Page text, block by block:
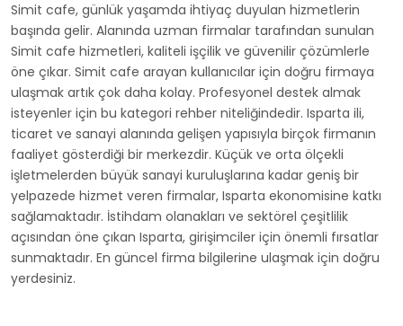
Simit cafe, günlük yaşamda ihtiyaç duyulan hizmetlerin
başında gelir. Alanında uzman firmalar tarafından sunulan
Simit cafe hizmetleri, kaliteli işçilik ve güvenilir çözümlerle
öne çıkar. Simit cafe arayan kullanıcılar için doğru firmaya
ulaşmak artık çok daha kolay. Profesyonel destek almak
isteyenler için bu kategori rehber niteliğindedir. Isparta ili,
ticaret ve sanayi alanında gelişen yapısıyla birçok firmanın
faaliyet gösterdiği bir merkezdir. Küçük ve orta ölçekli
işletmelerden büyük sanayi kuruluşlarına kadar geniş bir
yelpazede hizmet veren firmalar, Isparta ekonomisine katkı
sağlamaktadır. İstihdam olanakları ve sektörel çeşitlilik
açısından öne çıkan Isparta, girişimciler için önemli fırsatlar
sunmaktadır. En güncel firma bilgilerine ulaşmak için doğru
yerdesiniz.